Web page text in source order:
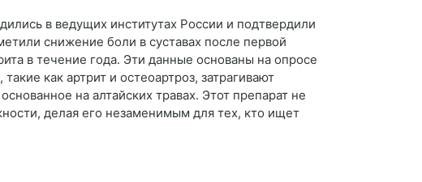
в ведущих институтах России и подтвердили
снижение боли в суставах после первой
в течение года. Эти данные основаны на опросе
как артрит и остеоартроз, затрагивают
на алтайских травах. Этот препарат не
делая его незаменимым для тех, кто ищет